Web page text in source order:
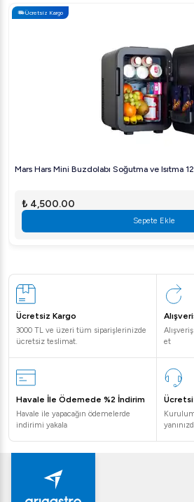
makine kullanım kılavuzu
S: Makineyi nasıl güvenle
C: Makinenin tekerlekli tasarımı
yapılabilir, ancak taşımadan önce
Profesyonel mutfaklarınızı daha
Ücretsiz Kargo
Mars Hars Mini Buzdolabı Soğutma ve Isıtma
₺ 4,500.00
Sepete Ekle
Ücretsiz Kargo
3000 TL ve üzeri tüm siparişlerinizde
ücretsiz teslimat.
et
Havale İle Ödemede %2 İndirim
Havale ile yapacağın ödemelerde
indirimi yakala